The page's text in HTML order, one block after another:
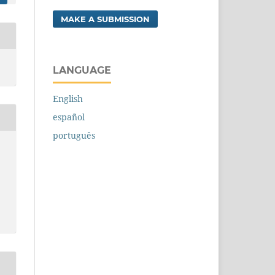
MAKE A SUBMISSION
LANGUAGE
English
español
português